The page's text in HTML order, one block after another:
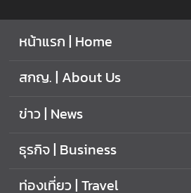
หน้าแรก | Home
สกญ. | About Us
ข่าว | News
ธุรกิจ | Business
ท่องเที่ยว | Travel